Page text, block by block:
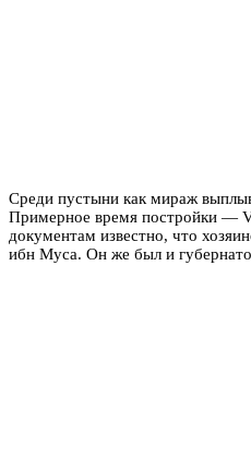
Среди пустыни как мираж
Примерное время постройки —
документам известно, что
ибн Муса. Он же был и